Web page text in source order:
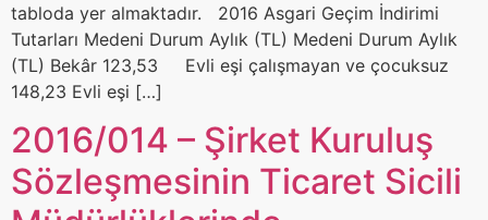
tabloda yer almaktadır. 2016 Asgari Geçim İndirimi
Tutarları Medeni Durum Aylık (TL) Medeni Durum Aylık
(TL) Bekâr 123,53 Evli eşi çalışmayan ve çocuksuz
148,23 Evli eşi […]
2016/014 – Şirket Kuruluş
Sözleşmesinin Ticaret Sicili